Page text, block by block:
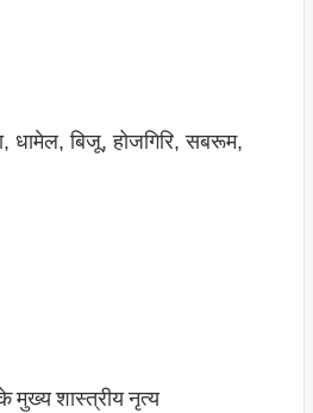
धामेल, बिजू, होजगिरि, सबरूम,
मुख्‍य शास्‍त्रीय नृत्‍य